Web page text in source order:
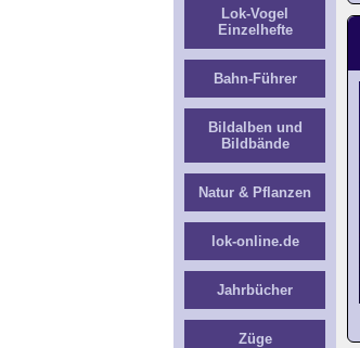
Lok-Vogel
Einzelhefte
Bahn-Führer
Bildalben und
Bildbände
Natur & Pflanzen
lok-online.de
Jahrbücher
Züge